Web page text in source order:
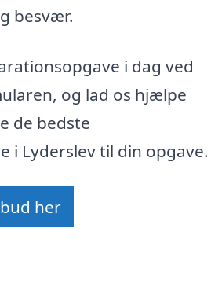
besvær.
i dag ved
og lad os hjælpe
de bedste
i Lyderslev til din opgave.
her